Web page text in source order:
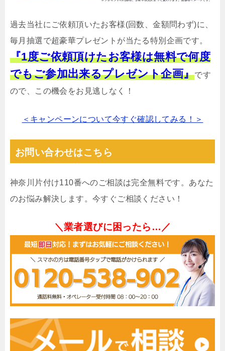
過去当社にご依頼頂いたお客様(回数、金額問わず)に、
毎月抽選で超豪華プレゼントが当たる特別企画です。
『1度ご依頼頂けたお客様は無料で何度
でもご参加出来るプレゼント企画』です
ので、この機会をお見逃しなく！
＜キャンペーンについて今すぐ確認してみる！＞
お問い合わせはこちら
神奈川片付け110番へのご相談は完全無料です。あなた
のお悩み解決します。今すぐご相談ください！
＼業者選びに困ったら…／